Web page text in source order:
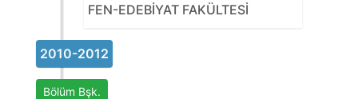
FEN-EDEBİYAT FAKÜLTESİ
2010-2012
Bölüm Bşk.